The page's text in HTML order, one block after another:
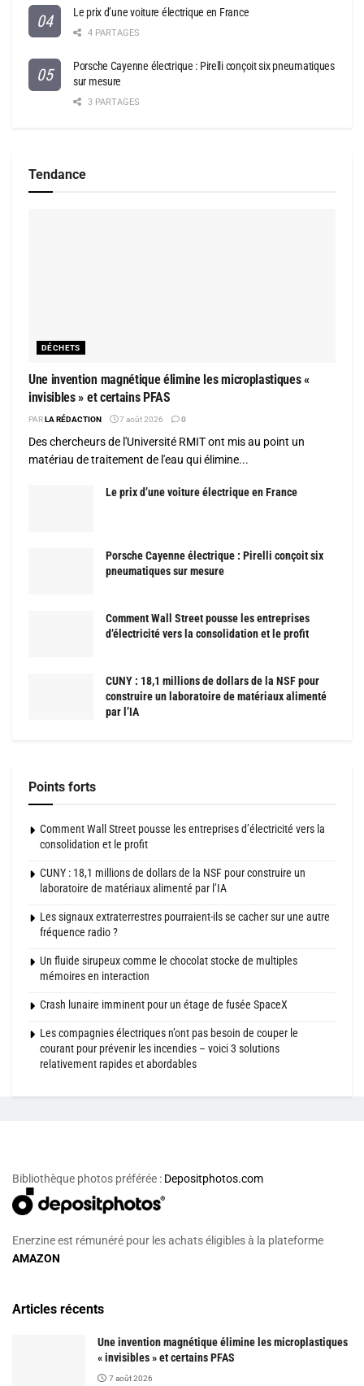
Le prix d’une voiture électrique en France
4 PARTAGES
Porsche Cayenne électrique : Pirelli conçoit six pneumatiques
sur mesure
3 PARTAGES
Tendance
DÉCHETS
Une invention magnétique élimine les microplastiques «
invisibles » et certains PFAS
PARLA RÉDACTION 7 août 2026 0
Des chercheurs de l'Université RMIT ont mis au point un
matériau de traitement de l'eau qui élimine...
Le prix d’une voiture électrique en France
Porsche Cayenne électrique : Pirelli conçoit six
pneumatiques sur mesure
Comment Wall Street pousse les entreprises
d’électricité vers la consolidation et le profit
CUNY : 18,1 millions de dollars de la NSF pour
construire un laboratoire de matériaux alimenté
par l’IA
Points forts
Comment Wall Street pousse les entreprises d’électricité vers la
consolidation et le profit
CUNY : 18,1 millions de dollars de la NSF pour construire un
laboratoire de matériaux alimenté par l’IA
Les signaux extraterrestres pourraient-ils se cacher sur une autre
fréquence radio ?
Un fluide sirupeux comme le chocolat stocke de multiples
mémoires en interaction
Crash lunaire imminent pour un étage de fusée SpaceX
Les compagnies électriques n’ont pas besoin de couper le
courant pour prévenir les incendies – voici 3 solutions
relativement rapides et abordables
Bibliothèque photos préférée : Depositphotos.com
Enerzine est rémunéré pour les achats éligibles à la plateforme
AMAZON
Articles récents
Une invention magnétique élimine les microplastiques
« invisibles » et certains PFAS
7 août 2026